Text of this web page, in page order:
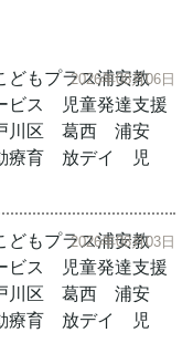
もプラス浦安教
ビス 児童発達支援
川区 葛西 浦安
療育 放デイ 児
2026年08月06日
もプラス浦安教
ビス 児童発達支援
川区 葛西 浦安
療育 放デイ 児
2026年08月03日